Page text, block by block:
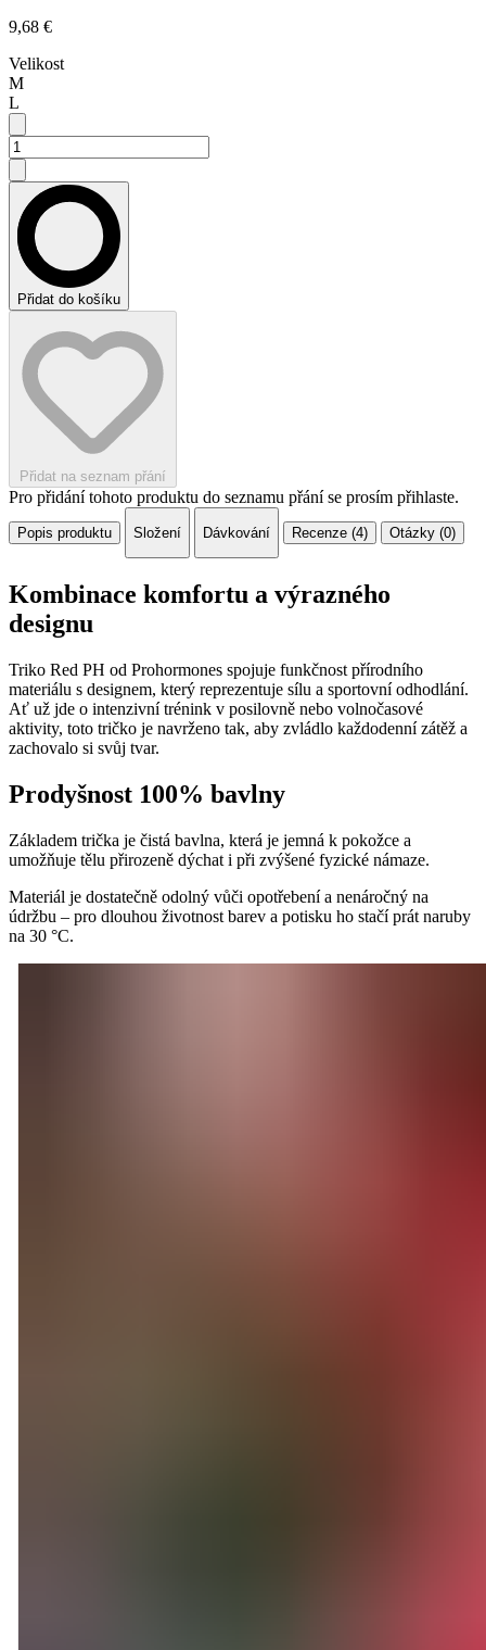
9,68 €
Velikost
M
L
Přidat do košíku
Přidat na seznam přání
Pro přidání tohoto produktu do seznamu přání se prosím přihlaste.
Popis produktu Složení Dávkování Recenze (4) Otázky (0)
Kombinace komfortu a výrazného
designu
Triko Red PH od Prohormones spojuje funkčnost přírodního
materiálu s designem, který reprezentuje sílu a sportovní odhodlání.
Ať už jde o intenzivní trénink v posilovně nebo volnočasové
aktivity, toto tričko je navrženo tak, aby zvládlo každodenní zátěž a
zachovalo si svůj tvar.
Prodyšnost 100% bavlny
Základem trička je čistá bavlna, která je jemná k pokožce a
umožňuje tělu přirozeně dýchat i při zvýšené fyzické námaze.
Materiál je dostatečně odolný vůči opotřebení a nenáročný na
údržbu – pro dlouhou životnost barev a potisku ho stačí prát naruby
na 30 °C.